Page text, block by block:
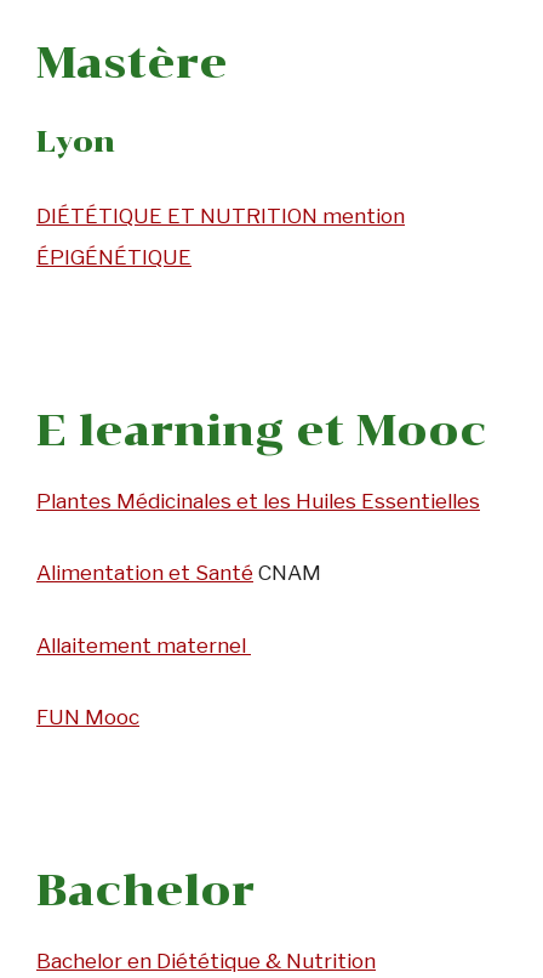
Mastère
Lyon
DIÉTÉTIQUE ET NUTRITION mention
ÉPIGÉNÉTIQUE
E learning et Mooc
Plantes Médicinales et les Huiles Essentielles
Alimentation et Santé CNAM
Allaitement maternel
FUN Mooc
Bachelor
Bachelor en Diététique & Nutrition